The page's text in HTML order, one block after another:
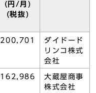
(円/月)
(税抜)
200,701
ダイドード
リンコ株式
会社
162,986
大蔵屋商事
株式会社